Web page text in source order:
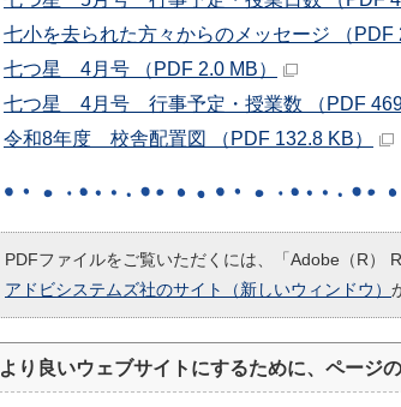
七小を去られた方々からのメッセージ （PDF
七つ星 4月号 （PDF 2.0 MB）
七つ星 4月号 行事予定・授業数 （PDF
令和8年度 校舎配置図 （PDF 132.8 KB）
PDFファイルをご覧いただくには、「Adobe（R）
アドビシステムズ社のサイト（新しいウィンドウ）
より良いウェブサイトにするために、ページ